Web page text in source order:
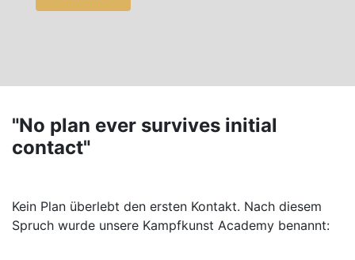
"No plan ever survives initial
contact"
Kein Plan überlebt den ersten Kontakt. Nach diesem
Spruch wurde unsere Kampfkunst Academy benannt: